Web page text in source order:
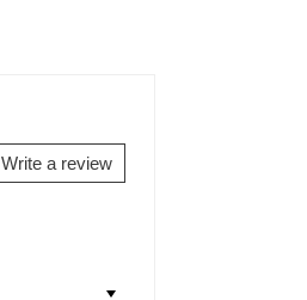
Write a review